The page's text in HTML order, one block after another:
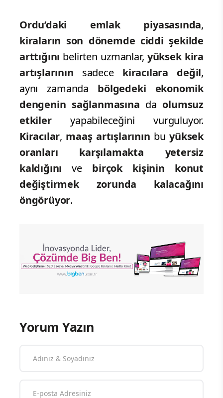
Ordu’daki emlak piyasasında,
kiraların son dönemde ciddi şekilde
arttığını belirten uzmanlar, yüksek kira
artışlarının sadece kiracılara değil,
aynı zamanda bölgedeki ekonomik
dengenin sağlanmasına da olumsuz
etkileryapabileceğini vurguluyor.
Kiracılar, maaş artışlarının buyüksek
oranları karşılamakta yetersiz
kaldığınıve birçok kişinin
konut
değiştirmek zorunda kalacağını
öngörüyor.
Yorum Yazın